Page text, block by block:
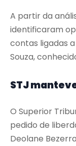
A partir da
identificaram
contas ligadas
Souza,
STJ
O Superior
pedido de
Deolane